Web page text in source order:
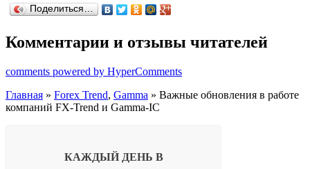
Поделиться…
Комментарии и отзывы читателей
comments powered by HyperComments
Главная » Forex Trend, Gamma » Важные обновления в работе
компаний FX-Trend и Gamma-IC
КАЖДЫЙ ДЕНЬ В